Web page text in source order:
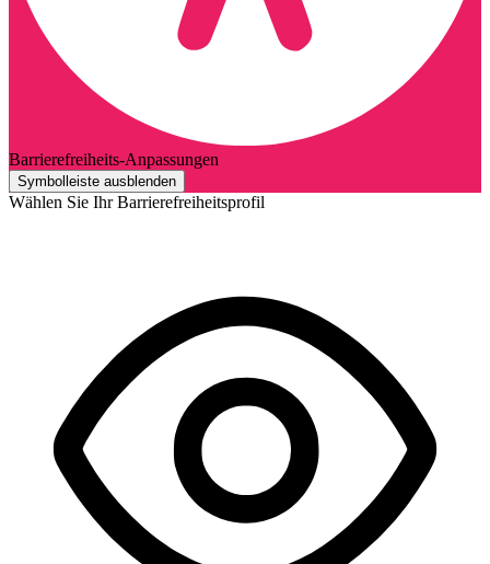
Barrierefreiheits-Anpassungen
Symbolleiste ausblenden
Wählen Sie Ihr Barrierefreiheitsprofil